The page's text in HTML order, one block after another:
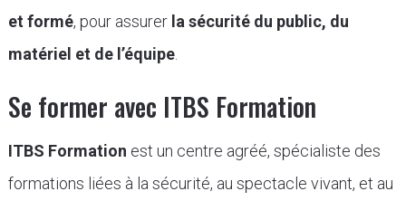
et formé, pour assurer la sécurité du public, du
matériel et de l’équipe.
Se former avec ITBS Formation
ITBS Formation est un centre agréé, spécialiste des
formations liées à la sécurité, au spectacle vivant, et au